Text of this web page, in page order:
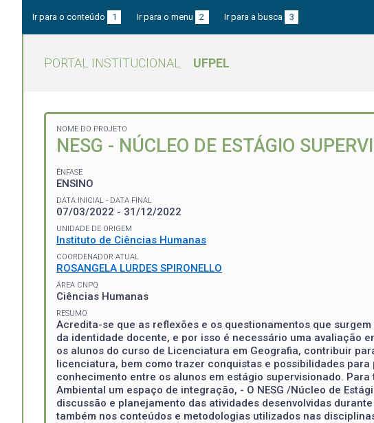
Ir para o conteúdo 1 Ir para o menu 2 Ir para a busca 3
PORTAL INSTITUCIONAL UFPEL
NOME DO PROJETO
NESG - NÚCLEO DE ESTÁGIO
ÊNFASE
ENSINO
DATA INICIAL - DATA FINAL
07/03/2022 - 31/12/2022
UNIDADE DE ORIGEM
Instituto de Ciências Humanas
COORDENADOR ATUAL
ROSANGELA LURDES SPIRONELLO
ÁREA CNPQ
Ciências Humanas
RESUMO
Acredita-se que as reflexões e os questionamentos que
da identidade docente, e por isso é necessário uma avaliação
os alunos do curso de Licenciatura em Geografia, contribuir
licenciatura, bem como trazer conquistas e possibilidades
conhecimento entre os alunos em estágio supervisionado.
Ambiental um espaço de integração, - O NESG /Núcleo de
discussão e planejamento das atividades desenvolvidas
também nos conteúdos e metodologias utilizados nas